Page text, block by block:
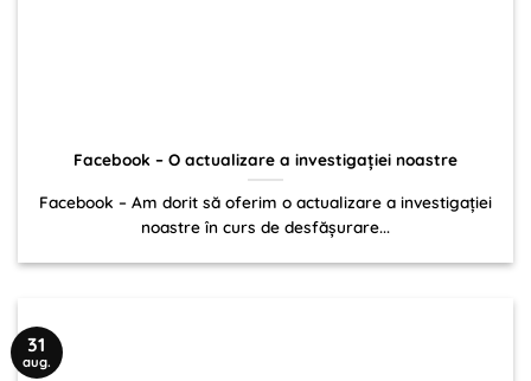
Facebook – O actualizare a investigației noastre
Facebook – Am dorit să oferim o actualizare a investigației
noastre în curs de desfășurare...
31
aug.